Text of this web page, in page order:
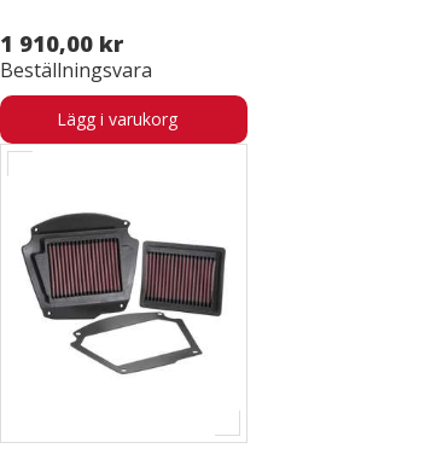
1 910,00 kr
Beställningsvara
Lägg i varukorg